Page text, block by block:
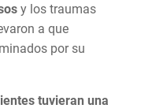
y los traumas
a que
por su
tuvieran una